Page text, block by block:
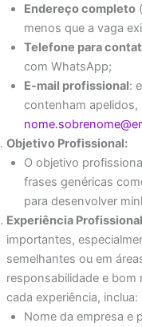
Endereço completo
menos que a vaga
Telefone para
com WhatsApp;
E-mail profissional:
contenham apelidos,
Objetivo Profissional:
O objetivo
frases genéricas
para desenvolver
Experiência
importantes,
semelhantes ou em
responsabilidade e bom
cada experiência, inclua:
Nome da empresa e